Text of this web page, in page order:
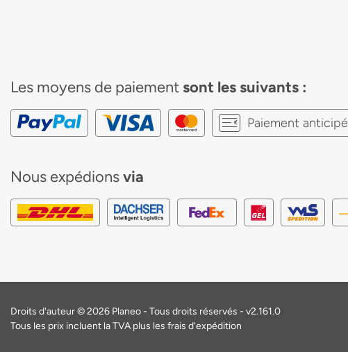
Les moyens de paiement sont les suivants :
Paiement anticipé
Nous expédionsvia
Droits d'auteur © 2026 Planeo - Tous droits réservés - v2.161.0
Tous les prix incluent la TVA plus les frais d'expédition